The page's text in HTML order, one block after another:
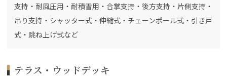
支持・耐風圧用・耐積雪用・合掌支持・後方支持・片側支持・
吊り支持・シャッター式・伸縮式・チェーンポール式・引き戸
式・跳ね上げ式など
テラス・ウッドデッキ